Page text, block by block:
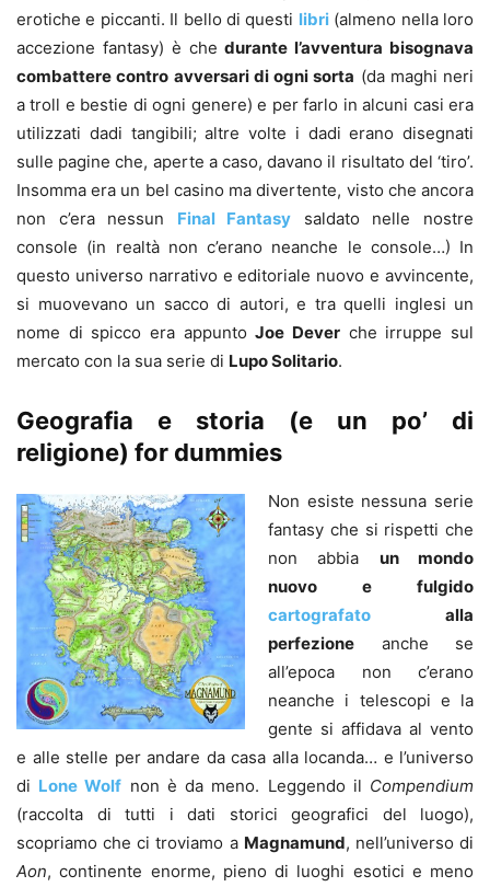
erotiche e piccanti. Il bello di questi libri(almeno nella loro
accezione fantasy) è chedurante l’avventura bisognava
combattere contro avversari di ogni sorta (da maghi neri
a troll e bestie di ogni genere) e per farlo in alcuni casi era
utilizzati dadi tangibili; altre volte i dadi erano disegnati
sulle pagine che, aperte a caso, davano il risultato del ‘tiro’.
Insomma era un bel casino ma divertente, visto che ancora
non c’era nessun Final Fantasy
saldato nelle nostre
console (in realtà non c’erano neanche le console…) In
questo universo narrativo e editoriale nuovo e avvincente,
si muovevano un sacco di autori, e tra quelli inglesi un
nome di spicco era appuntoJoe Dever che irruppe sul
mercato con la sua serie di Lupo Solitario.
Geografia e storia (e un po’ di
religione) for dummies
Non esiste nessuna serie
fantasy che si rispetti che
non abbia un mondo
nuovo e fulgido
cartografato alla
perfezione anche se
all’epoca non c’erano
neanche i telescopi e la
gente si affidava al vento
e alle stelle per andare da casa alla locanda… e l’universo
di Lone Wolf non è da meno. Leggendo il Compendium
(raccolta di tutti i dati storici geografici del luogo),
scopriamo che ci troviamo a Magnamund, nell’universo di
Aon, continente enorme, pieno di luoghi esotici e meno